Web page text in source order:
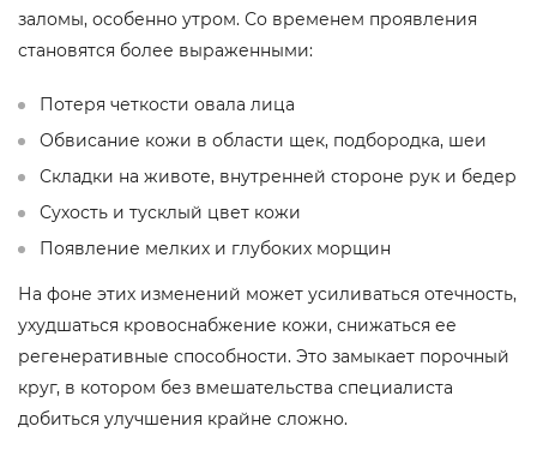
заломы, особенно утром. Со временем проявления
становятся более выраженными:
Потеря четкости овала лица
Обвисание кожи в области щек, подбородка, шеи
Складки на животе, внутренней стороне рук и бедер
Сухость и тусклый цвет кожи
Появление мелких и глубоких морщин
На фоне этих изменений может усиливаться отечность,
ухудшаться кровоснабжение кожи, снижаться ее
регенеративные способности. Это замыкает порочный
круг, в котором без вмешательства специалиста
добиться улучшения крайне сложно.